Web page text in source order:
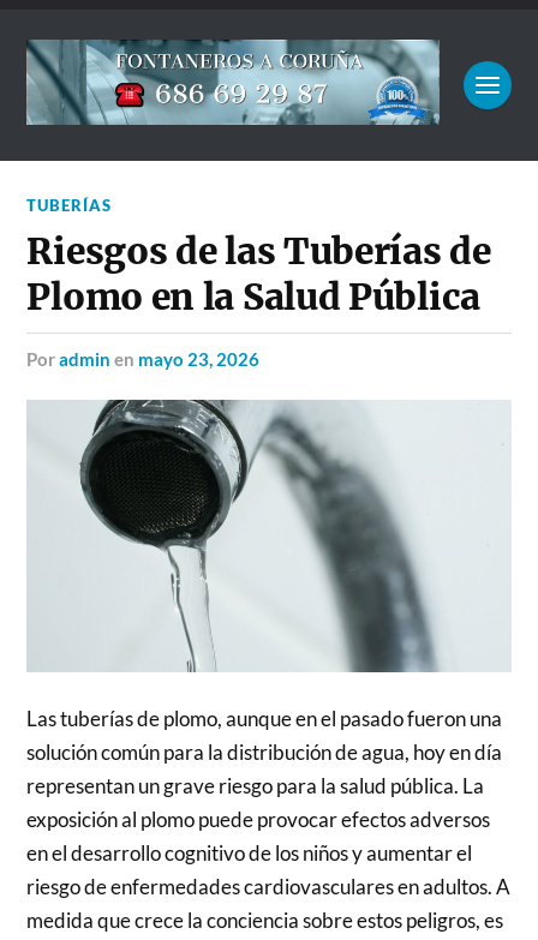
TUBERÍAS
Riesgos de las Tuberías de
Plomo en la Salud Pública
poradmin en mayo 23, 2026
Las tuberías de plomo, aunque en el pasado fueron una
solución común para la distribución de agua, hoy en día
representan un grave riesgo para la salud pública. La
exposición al plomo puede provocar efectos adversos
en el desarrollo cognitivo de los niños y aumentar el
riesgo de enfermedades cardiovasculares en adultos. A
medida que crece la conciencia sobre estos peligros, es